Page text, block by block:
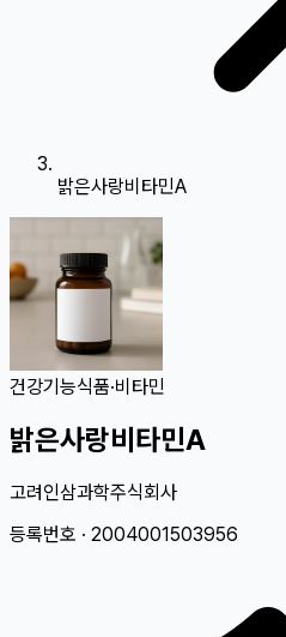
밝은사랑비타민A
건강기능식품·비타민
밝은사랑비타민A
고려인삼과학주식회사
등록번호 · 2004001503956